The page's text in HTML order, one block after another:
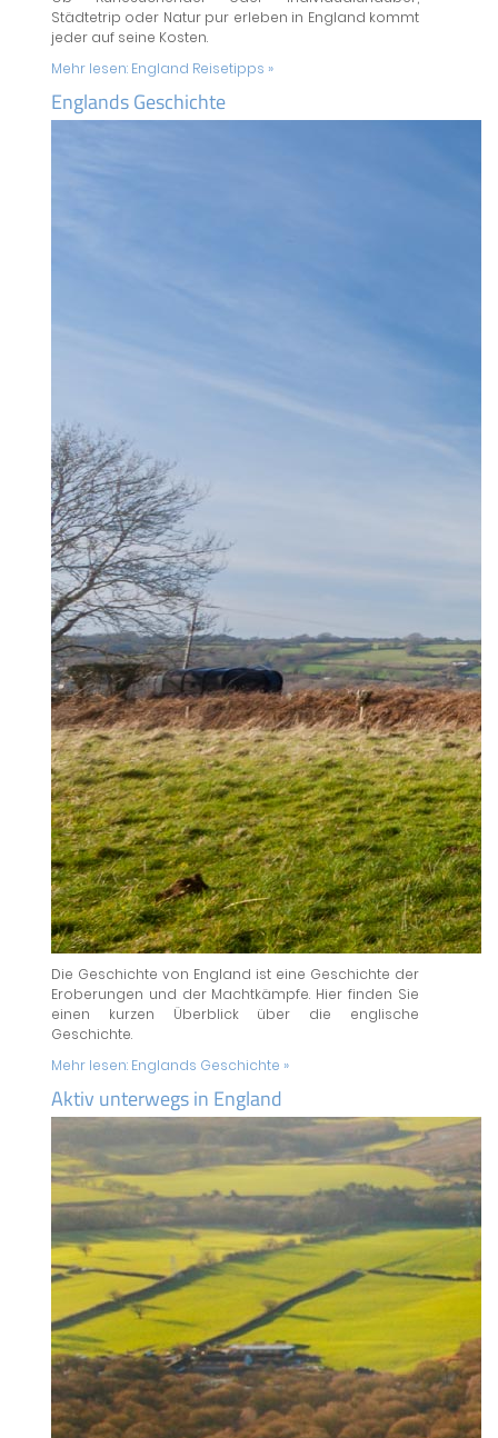
Städtetrip oder Natur pur erleben in England kommt
jeder auf seine Kosten.
Mehr lesen: England Reisetipps »
Englands Geschichte
Die Geschichte von England ist eine Geschichte der
Eroberungen und der Machtkämpfe. Hier finden Sie
einen kurzen Überblick über die englische
Geschichte.
Mehr lesen: Englands Geschichte »
Aktiv unterwegs in England